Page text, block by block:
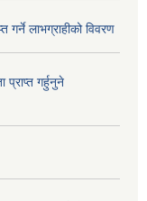
लाभग्राहीको विवरण
गर्हुनुने